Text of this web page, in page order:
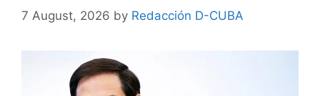
7 August, 2026 by Redacción D-CUBA